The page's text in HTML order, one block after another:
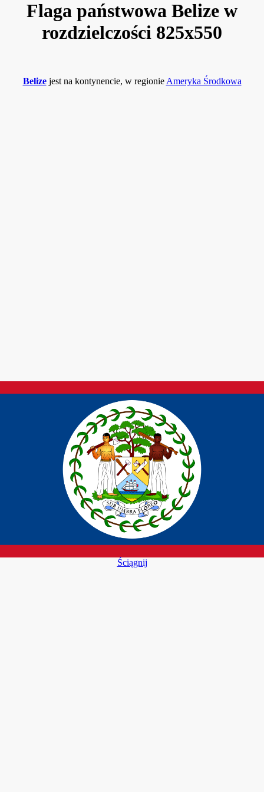
Flaga państwowa Belize w
rozdzielczości 825x550
Belizejest na kontynencie, w regionieAmeryka Środkowa
Ściągnij